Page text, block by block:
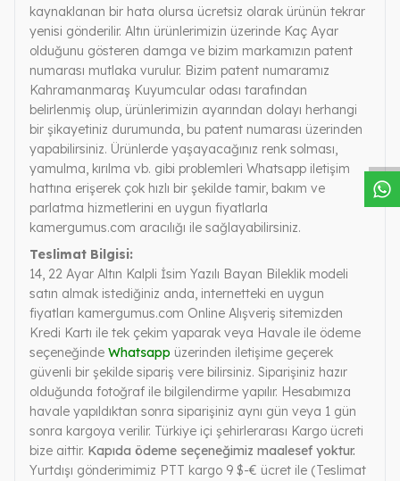
kaynaklanan bir hata olursa ücretsiz olarak ürünün tekrar
yenisi gönderilir. Altın ürünlerimizin üzerinde Kaç Ayar
olduğunu gösteren damga ve bizim markamızın patent
numarası mutlaka vurulur. Bizim patent numaramız
Kahramanmaraş Kuyumcular odası tarafından
belirlenmiş olup, ürünlerimizin ayarından dolayı herhangi
bir şikayetiniz durumunda, bu patent numarası üzerinden
yapabilirsiniz. Ürünlerde yaşayacağınız renk solması,
yamulma, kırılma vb. gibi problemleri Whatsapp iletişim
hattına erişerek çok hızlı bir şekilde tamir, bakım ve
parlatma hizmetlerini en uygun fiyatlarla
kamergumus.com aracılığı ile sağlayabilirsiniz.
Teslimat Bilgisi:
14, 22 Ayar Altın Kalpli İsim Yazılı Bayan Bileklik modeli
satın almak istediğiniz anda, internetteki en uygun
fiyatları kamergumus.com Online Alışveriş sitemizden
Kredi Kartı ile tek çekim yaparak veya Havale ile ödeme
seçeneğinde Whatsapp üzerinden iletişime geçerek
güvenli bir şekilde sipariş vere bilirsiniz. Siparişiniz hazır
olduğunda fotoğraf ile bilgilendirme yapılır. Hesabımıza
havale yapıldıktan sonra siparişiniz aynı gün veya 1 gün
sonra kargoya verilir. Türkiye içi şehirlerarası Kargo ücreti
bize aittir. Kapıda ödeme seçeneğimiz maalesef yoktur.
Yurtdışı gönderimimiz PTT kargo 9 $-€ ücret ile (Teslimat